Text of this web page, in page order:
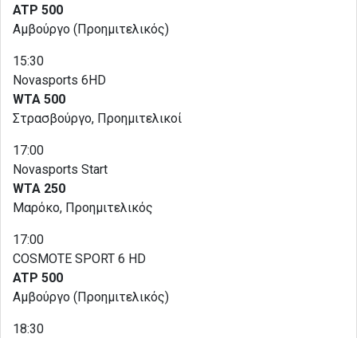
ATP 500
Αμβούργο (Προημιτελικός)
15:30
Novasports 6HD
WTA 500
Στρασβούργο, Προημιτελικοί
17:00
Novasports Start
WTA 250
Μαρόκο, Προημιτελικός
17:00
COSMOTE SPORT 6 HD
ATP 500
Αμβούργο (Προημιτελικός)
18:30